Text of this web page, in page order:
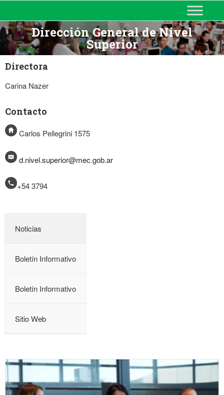
MINISTERIO DE EDUCACIÓN
DE CORRIENTES
Dirección General de Nivel
Superior
Directora
Carina Nazer
Contacto
Carlos Pellegrini 1575
d.nivel.superior@mec.gob.ar
+54 3794
Noticias
Boletín Informativo
Boletín Informativo
Sitio Web